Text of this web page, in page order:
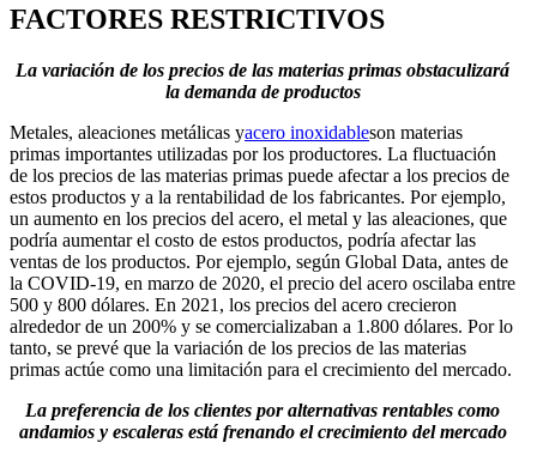
FACTORES RESTRICTIVOS
La variación de los precios de las materias primas obstaculizará
la demanda de productos
Metales, aleaciones metálicas yacero inoxidableson materias
primas importantes utilizadas por los productores. La fluctuación
de los precios de las materias primas puede afectar a los precios de
estos productos y a la rentabilidad de los fabricantes. Por ejemplo,
un aumento en los precios del acero, el metal y las aleaciones, que
podría aumentar el costo de estos productos, podría afectar las
ventas de los productos. Por ejemplo, según Global Data, antes de
la COVID-19, en marzo de 2020, el precio del acero oscilaba entre
500 y 800 dólares. En 2021, los precios del acero crecieron
alrededor de un 200% y se comercializaban a 1.800 dólares. Por lo
tanto, se prevé que la variación de los precios de las materias
primas actúe como una limitación para el crecimiento del mercado.
La preferencia de los clientes por alternativas rentables como
andamios y escaleras está frenando el crecimiento del mercado